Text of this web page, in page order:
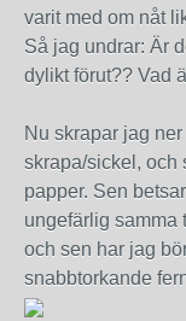
varit med om nåt
Så jag undrar: Är
dylikt förut?? Vad
Nu skrapar jag
skrapa/sickel, och
papper. Sen
ungefärlig samma
och sen har jag
snabbtorkande